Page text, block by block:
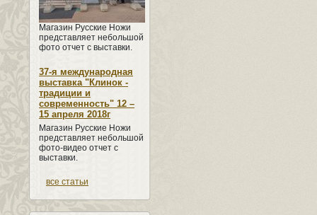
Магазин Русские Ножи
представляет небольшой
фото отчет с выставки.
37-я международная
выставка "Клинок -
традиции и
современность" 12 –
15 апреля 2018г
Магазин Русские Ножи
представляет небольшой
фото-видео отчет с
выставки.
все статьи